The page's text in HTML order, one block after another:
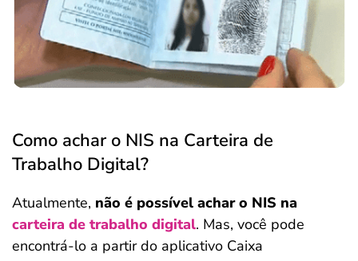
Como achar o NIS na Carteira de
Trabalho Digital?
Atualmente, não é possível achar o NIS na
carteira de trabalho digital. Mas, você pode
encontrá-lo a partir do aplicativo Caixa